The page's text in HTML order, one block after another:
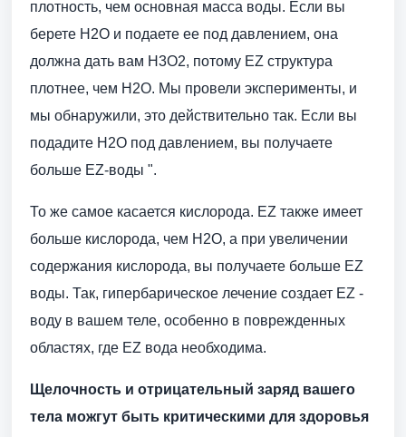
плотность, чем основная масса воды. Если вы
берете H2O и подаете ее под давлением, она
должна дать вам H3O2, потому EZ структура
плотнее, чем Н2О. Мы провели эксперименты, и
мы обнаружили, это действительно так. Если вы
подадите H2O под давлением, вы получаете
больше EZ-воды ".
То же самое касается кислорода. EZ также имеет
больше кислорода, чем H2O, а при увеличении
содержания кислорода, вы получаете больше EZ
воды. Так, гипербарическое лечение создает EZ -
воду в вашем теле, особенно в поврежденных
областях, где EZ вода необходима.
Щелочность и отрицательный заряд вашего
тела можгут быть критическими для здоровья